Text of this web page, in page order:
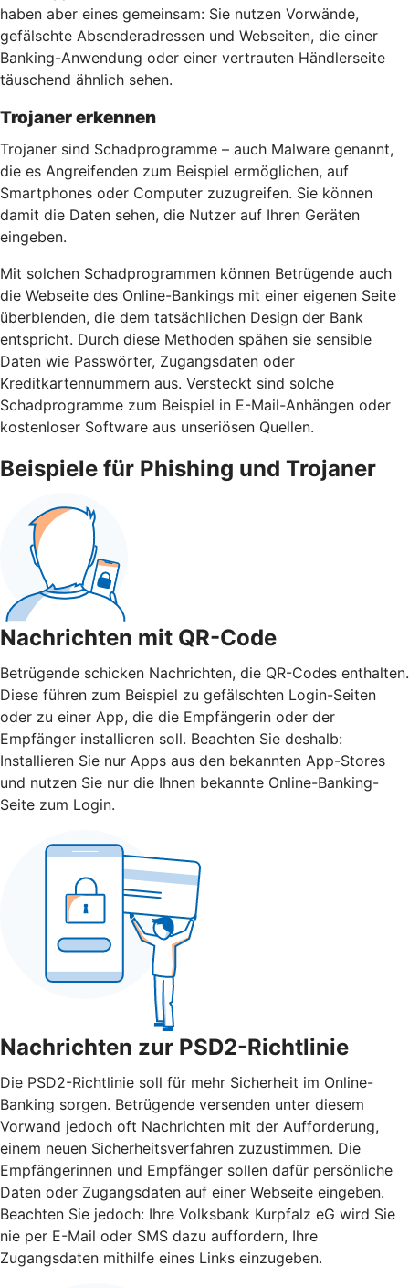
haben aber eines gemeinsam: Sie nutzen Vorwände,
gefälschte Absenderadressen und Webseiten, die einer
Banking-Anwendung oder einer vertrauten Händlerseite
täuschend ähnlich sehen.
Trojaner erkennen
Trojaner sind Schadprogramme – auch Malware genannt,
die es Angreifenden zum Beispiel ermöglichen, auf
Smartphones oder Computer zuzugreifen. Sie können
damit die Daten sehen, die Nutzer auf Ihren Geräten
eingeben.
Mit solchen Schadprogrammen können Betrügende auch
die Webseite des Online-Bankings mit einer eigenen Seite
überblenden, die dem tatsächlichen Design der Bank
entspricht. Durch diese Methoden spähen sie sensible
Daten wie Passwörter, Zugangsdaten oder
Kreditkartennummern aus. Versteckt sind solche
Schadprogramme zum Beispiel in E-Mail-Anhängen oder
kostenloser Software aus unseriösen Quellen.
Beispiele für Phishing und Trojaner
Nachrichten mit QR-Code
Betrügende schicken Nachrichten, die QR-Codes enthalten.
Diese führen zum Beispiel zu gefälschten Login-Seiten
oder zu einer App, die die Empfängerin oder der
Empfänger installieren soll. Beachten Sie deshalb:
Installieren Sie nur Apps aus den bekannten App-Stores
und nutzen Sie nur die Ihnen bekannte Online-Banking-
Seite zum Login.
Nachrichten zur PSD2-Richtlinie
Die PSD2-Richtlinie soll für mehr Sicherheit im Online-
Banking sorgen. Betrügende versenden unter diesem
Vorwand jedoch oft Nachrichten mit der Aufforderung,
einem neuen Sicherheitsverfahren zuzustimmen. Die
Empfängerinnen und Empfänger sollen dafür persönliche
Daten oder Zugangsdaten auf einer Webseite eingeben.
Beachten Sie jedoch: Ihre Volksbank Kurpfalz eG wird Sie
nie per E-Mail oder SMS dazu auffordern, Ihre
Zugangsdaten mithilfe eines Links einzugeben.